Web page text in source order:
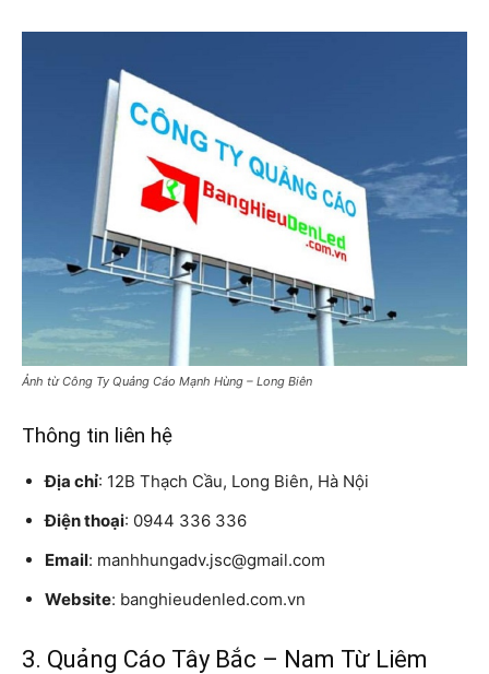
Ảnh từ Công Ty Quảng Cáo Mạnh Hùng – Long Biên
Thông tin liên hệ
Địa chỉ: 12B Thạch Cầu, Long Biên, Hà Nội
Điện thoại: 0944 336 336
Email: manhhungadv.jsc@gmail.com
Website: banghieudenled.com.vn
3. Quảng Cáo Tây Bắc – Nam Từ Liêm